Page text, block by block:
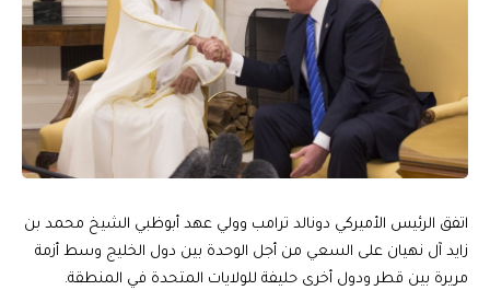
اتفق الرئيس الأميركي دونالد ترامب وولي عهد أبوظبي الشيخ محمد بن
زايد آل نهيان على السعي من أجل الوحدة بين دول الخليج وسط أزمة
مريرة بين قطر ودول أخرى حليفة للولايات المتحدة في المنطقة.